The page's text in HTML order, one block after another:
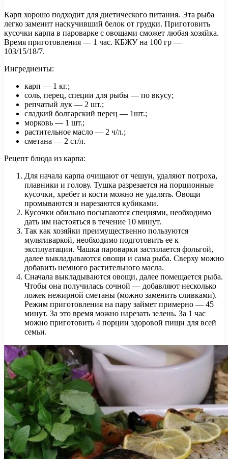
Карп хорошо подходит для диетического питания. Эта рыба
легко заменит наскучивший белок от грудки. Приготовить
кусочки карпа в пароварке с овощами сможет любая хозяйка.
Время приготовления — 1 час. КБЖУ на 100 гр —
103/15/18/7.
Ингредиенты:
карп — 1 кг.;
соль, перец, специи для рыбы — по вкусу;
репчатый лук — 2 шт.;
сладкий болгарский перец — 1шт.;
морковь — 1 шт.;
растительное масло — 2 ч/л.;
сметана — 2 ст/л.
Рецепт блюда из карпа:
Для начала карпа очищают от чешуи, удаляют потроха,
плавники и голову. Тушка разрезается на порционные
кусочки, хребет и кости можно не удалять. Овощи
промываются и нарезаются кубиками.
Кусочки обильно посыпаются специями, необходимо
дать им настояться в течение 10 минут.
Так как хозяйки преимущественно пользуются
мультиваркой, необходимо подготовить ее к
эксплуатации. Чашка пароварки застилается фольгой,
далее выкладываются овощи и сама рыба. Сверху можно
добавить немного растительного масла.
Сначала выкладываются овощи, далее помещается рыба.
Чтобы она получилась сочной — добавляют несколько
ложек нежирной сметаны (можно заменить сливками).
Режим приготовления на пару займет примерно — 45
минут. За это время можно нарезать зелень. За 1 час
можно приготовить 4 порции здоровой пищи для всей
семьи.